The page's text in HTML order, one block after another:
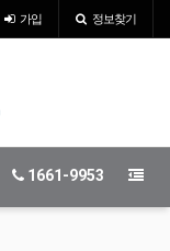
가입 정보찾기
1661-9953